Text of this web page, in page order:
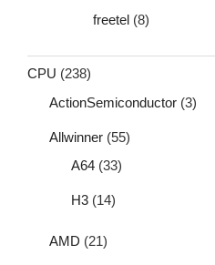
freetel (8)
CPU (238)
ActionSemiconductor (3)
Allwinner (55)
A64 (33)
H3 (14)
AMD (21)